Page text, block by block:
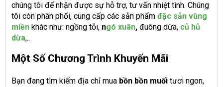
chúng tôi để nhận được sự hỗ trợ, tư vấn nhiệt tình. Chúng
tôi còn phân phối, cung cấp các sản phẩm đặc sản vùng
miền khác như: ngồng tỏi, ngó xuân, đuông dừa, củ hủ
dừa,..
Một Số Chương Trình Khuyến Mãi
Bạn đang tìm kiếm địa chỉ mua bồn bồn muối tươi ngon,